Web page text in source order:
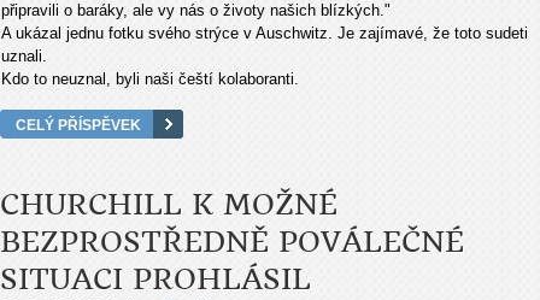
připravili o baráky, ale vy nás o životy našich blízkých."
A ukázal jednu fotku svého strýce v Auschwitz. Je zajímavé, že toto sudeti
uznali.
Kdo to neuznal, byli naši čeští kolaboranti.
CELÝ PŘÍSPĚVEK
CHURCHILL K MOŽNÉ
BEZPROSTŘEDNĚ POVÁLEČNÉ
SITUACI PROHLÁSIL